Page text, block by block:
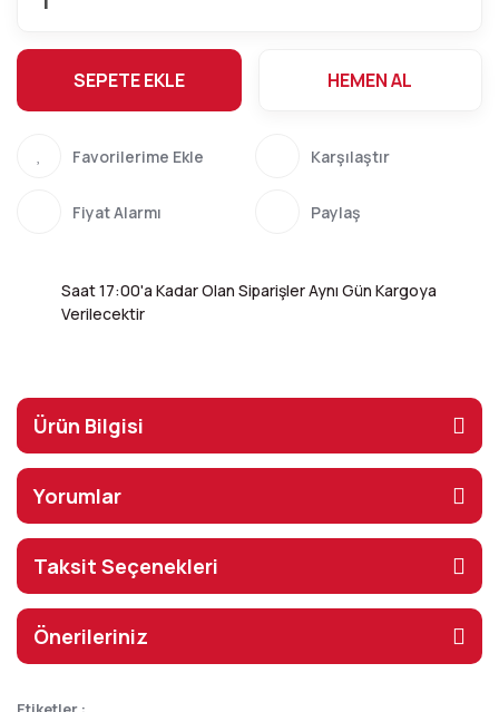
SEPETE EKLE HEMEN AL
Karşılaştır
Fiyat Alarmı Paylaş
Saat 17:00'a Kadar Olan Siparişler Aynı Gün Kargoya
Verilecektir
Ürün Bilgisi
Yorumlar
Taksit Seçenekleri
Önerileriniz